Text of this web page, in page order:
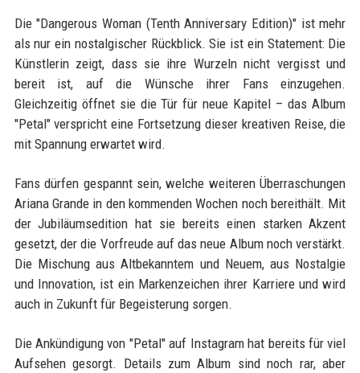
Die "Dangerous Woman (Tenth Anniversary Edition)" ist mehr
als nur ein nostalgischer Rückblick. Sie ist ein Statement: Die
Künstlerin zeigt, dass sie ihre Wurzeln nicht vergisst und
bereit ist, auf die Wünsche ihrer Fans einzugehen.
Gleichzeitig öffnet sie die Tür für neue Kapitel – das Album
"Petal" verspricht eine Fortsetzung dieser kreativen Reise, die
mit Spannung erwartet wird.
Fans dürfen gespannt sein, welche weiteren Überraschungen
Ariana Grande in den kommenden Wochen noch bereithält. Mit
der Jubiläumsedition hat sie bereits einen starken Akzent
gesetzt, der die Vorfreude auf das neue Album noch verstärkt.
Die Mischung aus Altbekanntem und Neuem, aus Nostalgie
und Innovation, ist ein Markenzeichen ihrer Karriere und wird
auch in Zukunft für Begeisterung sorgen.
Die Ankündigung von "Petal" auf Instagram hat bereits für viel
Aufsehen gesorgt. Details zum Album sind noch rar, aber